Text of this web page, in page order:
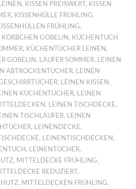
, KISSEN PREISWERT, KISSEN
, KISSENHÜLLE FRÜHLING,
FRÜHLING,
KÖRBCHEN GOBELIN , KÜCHENTUCH
, KÜCHENTÜCHER LEINEN ,
GOBELIN, LÄUFER SOMMER,
LEINEN
ABTROCKENTÜCHER,
LEINEN
, LEINEN KISSEN ,
KÜCHENTÜCHER,
LEINEN
, LEINEN TISCHDECKE,
TISCHLÄUFER,
LEINEN
, LEINENDECKE,
, LEINENTISCHDECKEN ,
, LEINENTÜCHER,
, MITTELDECKE FRÜHLING,
REDUZIERT,
, MITTELDECKEN FRÜHLING,